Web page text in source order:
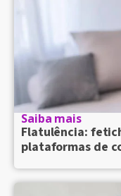
Saiba mais
Flatulência:
plataformas de